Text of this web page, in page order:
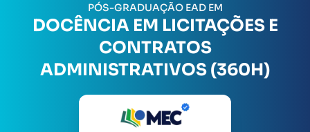
PÓS-GRADUAÇÃO EAD EM
DOCÊNCIA EM LICITAÇÕES E
CONTRATOS
ADMINISTRATIVOS (360H)